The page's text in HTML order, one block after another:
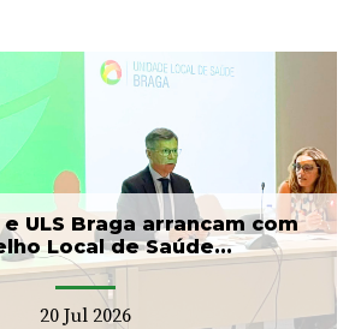
e ULS Braga arrancam com
Local de Saúde...
20 Jul 2026